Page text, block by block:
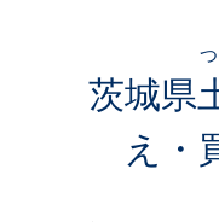
茨城県
え・